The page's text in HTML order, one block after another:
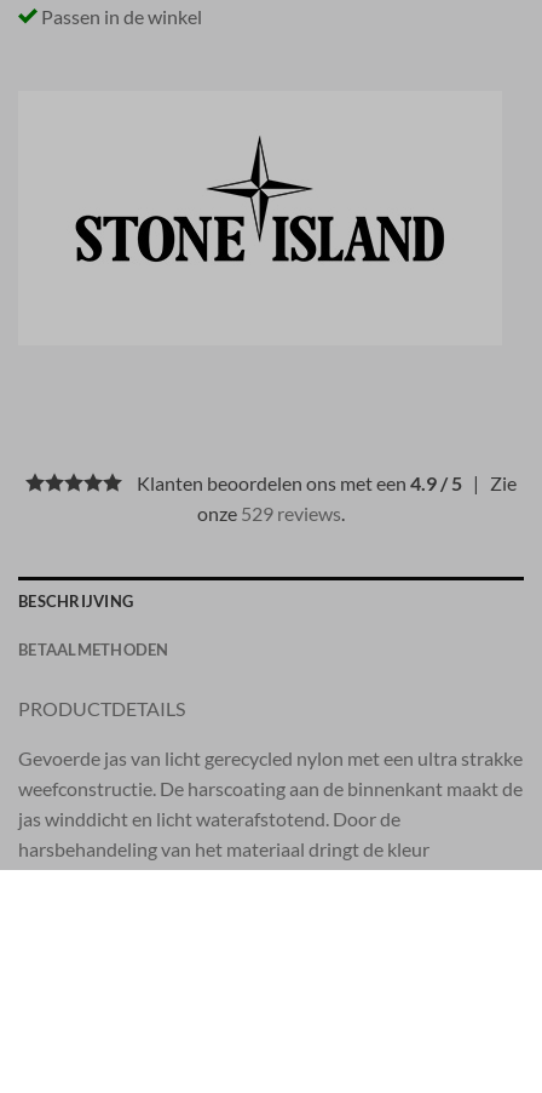
Passen in de winkel
Klanten beoordelen ons met een 4.9 / 5 | Zie
onze 529 reviews.
BESCHRIJVING
BETAALMETHODEN
PRODUCTDETAILS
Gevoerde jas van licht gerecycled nylon met een ultra strakke
weefconstructie. De harscoating aan de binnenkant maakt de
jas winddicht en licht waterafstotend. Door de
harsbehandeling van het materiaal dringt de kleur